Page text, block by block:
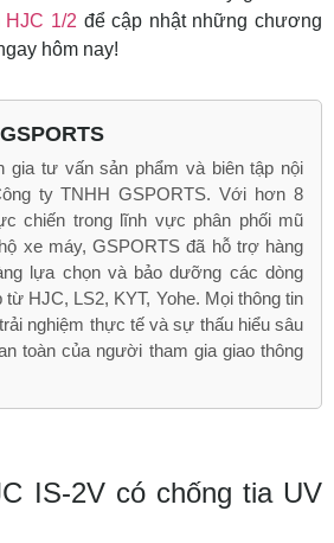
HJC 1/2 để cập nhật những chương
hôm nay!
gia tư vấn sản phẩm và biên tập nội
ty TNHH GSPORTS. Với hơn 8
chiến trong lĩnh vực phân phối mũ
xe máy, GSPORTS đã hỗ trợ hàng
lựa chọn và bảo dưỡng các dòng
HJC, LS2, KYT, Yohe. Mọi thông tin
nghiệm thực tế và sự thấu hiểu sâu
toàn của người tham gia giao thông
IS-2V có chống tia UV